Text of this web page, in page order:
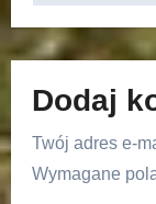
Dodaj
Twój adres e-
Wymagane